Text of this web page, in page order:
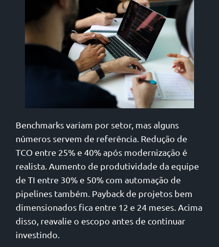
Benchmarks variam por setor, mas alguns
números servem de referência. Redução de
TCO entre 25% e 40% após modernização é
realista. Aumento de produtividade da equipe
de TI entre 30% e 50% com automação de
pipelines também. Payback de projetos bem
dimensionados fica entre 12 e 24 meses. Acima
disso, reavalie o escopo antes de continuar
investindo.